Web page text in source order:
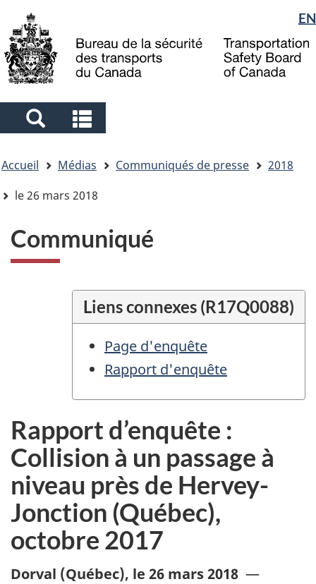
to
main
to
"About
government"
à
la
Sélection
de
la
langue
EN
Search
and
menus
and
menus
êtes
ici
Accueil Médias Communiqués de presse
2018
le 26 mars 2018
Communiqué
Liens connexes (R17Q0088)
Page d'enquête
Rapport d'enquête
Rapport d’enquête :
Collision à un passage à
niveau près de Hervey-
Jonction (Québec),
octobre 2017
Dorval (Québec), le 26 mars 2018 —